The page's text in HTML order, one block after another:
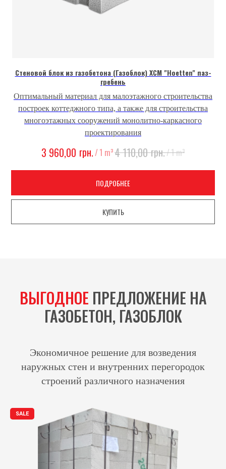
Стеновой блок из газобетона (Газоблок) ХCМ "Hoetten" паз-
гребень
Оптимальный материал для малоэтажного строительства
построек коттеджного типа, а также для строительства
многоэтажных сооружений монолитно-каркасного
проектирования
3 960,00 грн./1 m³4 110,00 грн./1 m³
ПОДРОБНЕЕ
КУПИТЬ
ВЫГОДНОЕ ПРЕДЛОЖЕНИЕ НА
ГАЗОБЕТОН, ГАЗОБЛОК
Экономичное решение для возведения
наружных стен и внутренних перегородок
строений различного назначения
SALE